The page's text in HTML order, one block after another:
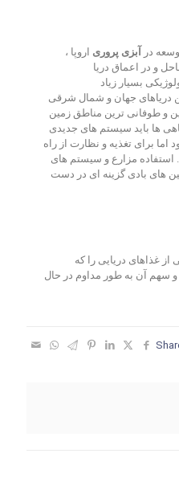
در آبزی پروری اروپا ،
و در اعماق دریا
بسیار زیاد
دریاهای جهان و شمال شرقی
و طوفانی ترین مناطق زمین
ها باید سیستم های جدیدی
اما برای تغذیه و نظارت از راه
. استفاده مزارع و سیستم های
های بادی گزینه ای در دست
از غذاهای دریایی را که
سهم آن به طور مداوم در حال